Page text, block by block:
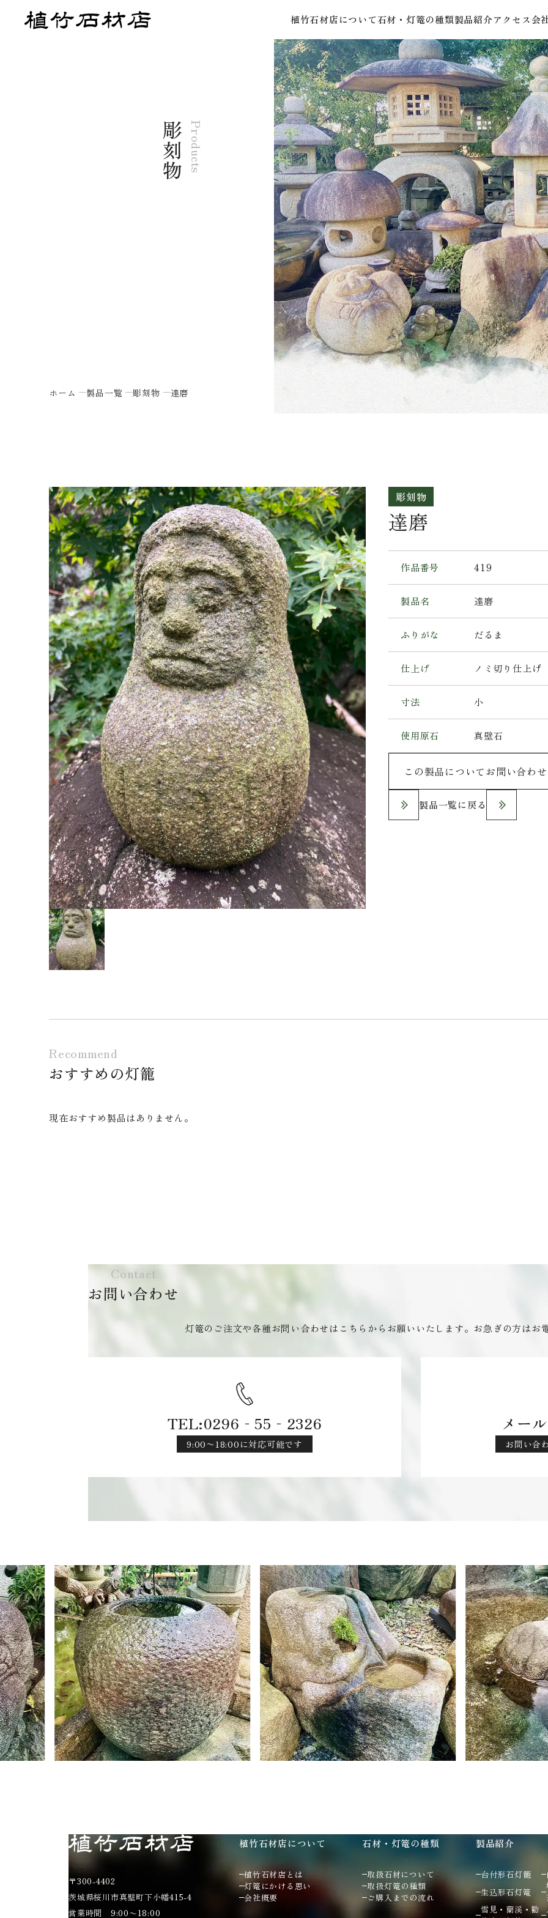
植竹石材店について石材・灯篭の種類製品紹介アクセス会
Products
彫刻物
ホーム 製品一覧 彫刻物 達磨
彫刻物
達磨
作品番号 419
製品名 達磨
ふりがな だるま
仕上げ ノミ切り仕上げ
寸法 小
使用原石 真壁石
この製品についてお問い合わ
製品一覧に戻る
Recommend
おすすめの灯籠
現在おすすめ製品はありません。
Contact
お問い合わせ
灯篭のご注文や各種お問い合わせはこちらからお願いいたします。お急ぎの方はお
TEL:0296‐55‐2326
9:00〜18:00に対応可能です
メー
お問い合
〒300-4402
茨城県桜川市真壁町下小幡415-4
営業時間 9:00〜18:00
植竹石材店について
植竹石材店とは
灯篭にかける思い
会社概要
石材・灯篭の種類
取扱石材について
取扱灯篭の種類
ご購入までの流れ
製品紹介
台付形石灯籠
生込形石灯篭
雪見・蘭渓・勧